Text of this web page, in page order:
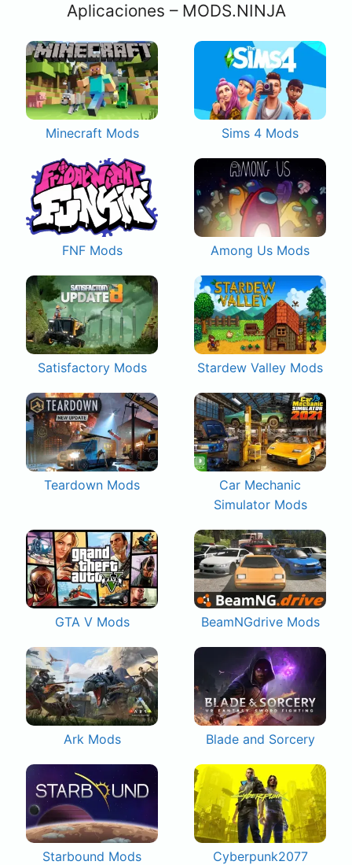
Aplicaciones – MODS.NINJA
Minecraft Mods Sims 4 Mods
FNF Mods Among Us Mods
Satisfactory Mods Stardew Valley Mods
Teardown Mods
Car Mechanic
Simulator Mods
GTA V Mods BeamNGdrive Mods
Ark Mods Blade and Sorcery
Starbound Mods Cyberpunk2077